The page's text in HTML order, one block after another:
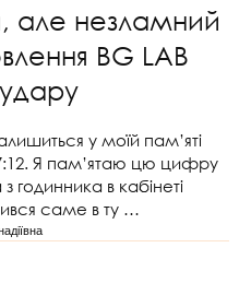
але незламний
BG LAB
у моїй пам’яті
Я пам’ятаю цю цифру
годинника в кабінеті
саме в ту …